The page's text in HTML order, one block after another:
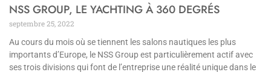
NSS GROUP, LE YACHTING À 360 DEGRÉS
septembre 25, 2022
Au cours du mois où se tiennent les salons nautiques les plus
importants d’Europe, le NSS Group est particulièrement actif avec
ses trois divisions qui font de l’entreprise une réalité unique dans le